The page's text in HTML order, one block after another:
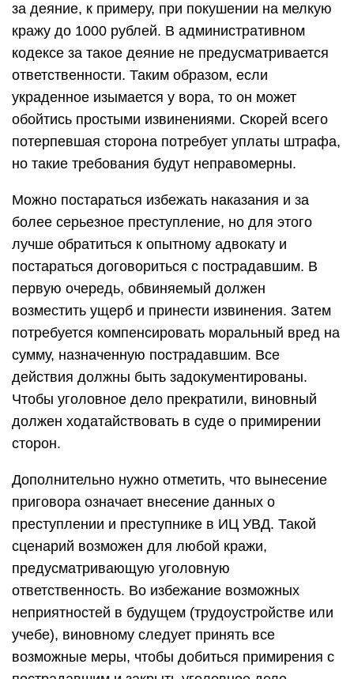
за деяние, к примеру, при покушении на мелкую
кражу до 1000 рублей. В административном
кодексе за такое деяние не предусматривается
ответственности. Таким образом, если
украденное изымается у вора, то он может
обойтись простыми извинениями. Скорей всего
потерпевшая сторона потребует уплаты штрафа,
но такие требования будут неправомерны.
Можно постараться избежать наказания и за
более серьезное преступление, но для этого
лучше обратиться к опытному адвокату и
постараться договориться с пострадавшим. В
первую очередь, обвиняемый должен
возместить ущерб и принести извинения. Затем
потребуется компенсировать моральный вред на
сумму, назначенную пострадавшим. Все
действия должны быть задокументированы.
Чтобы уголовное дело прекратили, виновный
должен ходатайствовать в суде о примирении
сторон.
Дополнительно нужно отметить, что вынесение
приговора означает внесение данных о
преступлении и преступнике в ИЦ УВД. Такой
сценарий возможен для любой кражи,
предусматривающую уголовную
ответственность. Во избежание возможных
неприятностей в будущем (трудоустройстве или
учебе), виновному следует принять все
возможные меры, чтобы добиться примирения с